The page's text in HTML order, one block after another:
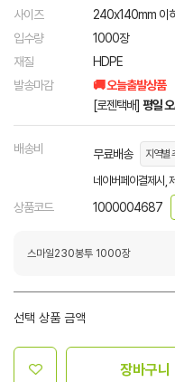
사이즈
240x140mm 이
입수량
1000장
재질
HDPE
발송마감
🚚 오늘출발상품
[로젠택배] 평일
배송비 무료배송 지역별
네이버페이결제시,
상품코드 1000004687
스마일230봉투 1000장
선택 상품 금액
장바구니